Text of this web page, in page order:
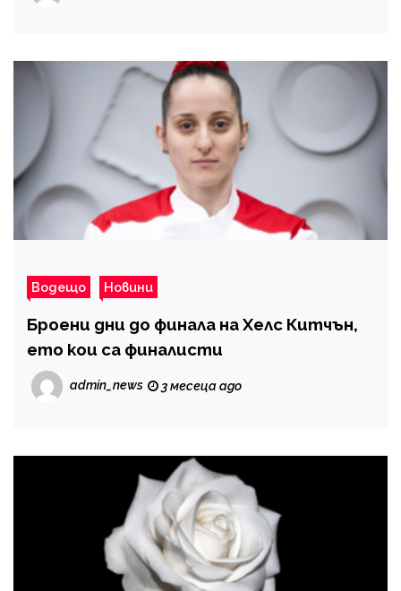
Водещо Новини
Броени дни до финала на Хелс Китчън,
ето кои са финалисти
admin_news 3 месеца ago